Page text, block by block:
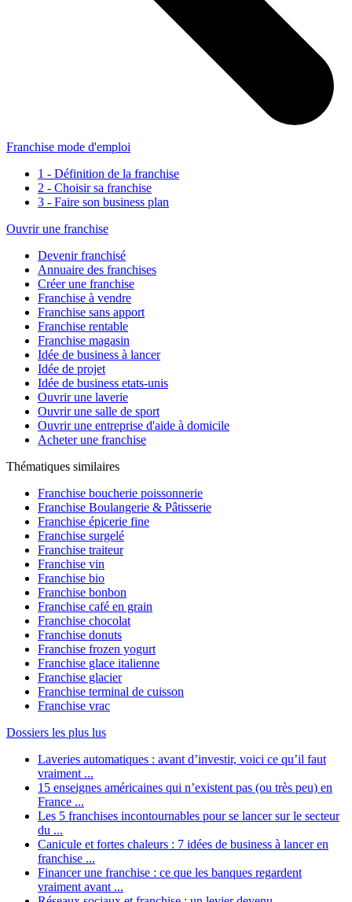
Franchise mode d'emploi
1 - Définition de la franchise
2 - Choisir sa franchise
3 - Faire son business plan
Ouvrir une franchise
Devenir franchisé
Annuaire des franchises
Créer une franchise
Franchise à vendre
Franchise sans apport
Franchise rentable
Franchise magasin
Idée de business à lancer
Idée de projet
Idée de business etats-unis
Ouvrir une laverie
Ouvrir une salle de sport
Ouvrir une entreprise d'aide à domicile
Acheter une franchise
Thématiques similaires
Franchise boucherie poissonnerie
Franchise Boulangerie & Pâtisserie
Franchise épicerie fine
Franchise surgelé
Franchise traiteur
Franchise vin
Franchise bio
Franchise bonbon
Franchise café en grain
Franchise chocolat
Franchise donuts
Franchise frozen yogurt
Franchise glace italienne
Franchise glacier
Franchise terminal de cuisson
Franchise vrac
Dossiers les plus lus
Laveries automatiques : avant d’investir, voici ce qu’il faut
vraiment ...
15 enseignes américaines qui n’existent pas (ou très peu) en
France ...
Les 5 franchises incontournables pour se lancer sur le secteur
du ...
Canicule et fortes chaleurs : 7 idées de business à lancer en
franchise ...
Financer une franchise : ce que les banques regardent
vraiment avant ...